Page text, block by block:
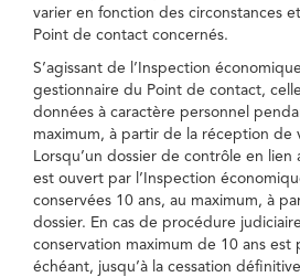
varier en fonction des circonstances
Point de contact concernés.
S’agissant de l’Inspection
gestionnaire du Point de contact,
données à caractère personnel
maximum, à partir de la réception de
Lorsqu’un dossier de contrôle en
est ouvert par l’Inspection
conservées 10 ans, au maximum, à
dossier. En cas de procédure
conservation maximum de 10 ans est
échéant, jusqu’à la cessation